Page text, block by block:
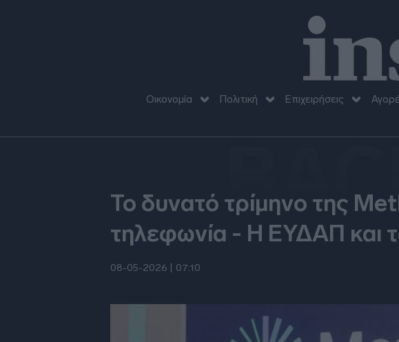
Οικονομία Πολιτική Επιχειρήσεις
Το δυνατό τρίμηνο της
τηλεφωνία - Η ΕΥΔΑΠ και
08-05-2026 | 07:10